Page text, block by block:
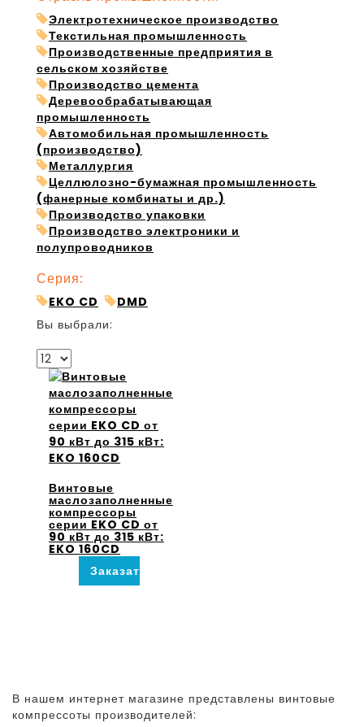
Электротехническое производство
Текстильная промышленность
Производственные предприятия в
сельском хозяйстве
Производство цемента
Деревообрабатывающая
промышленность
Автомобильная промышленность
(производство)
Металлургия
Целлюлозно-бумажная промышленность
(фанерные комбинаты и др.)
Производство упаковки
Производство электроники и
полупроводников
Серия:
EKO CD
DMD
Вы выбрали:
Винтовые
маслозаполненные
компрессоры
серии EKO CD от
90 кВт до 315 кВт:
EKO 160CD
Заказать
В нашем интернет магазине представлены винтовые
компрессоты производителей: